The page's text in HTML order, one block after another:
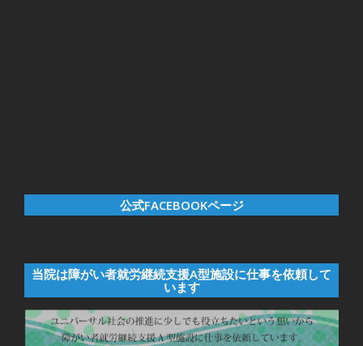
公式FACEBOOKページ
当院は障がい者就労継続支援A型施設に仕事を依頼して
います